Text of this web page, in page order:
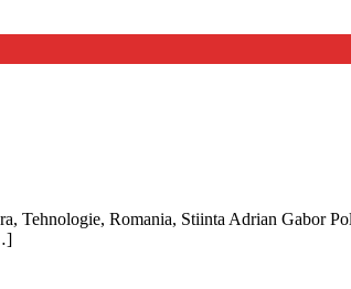
Tehnologie, Romania, Stiinta Adrian Gabor